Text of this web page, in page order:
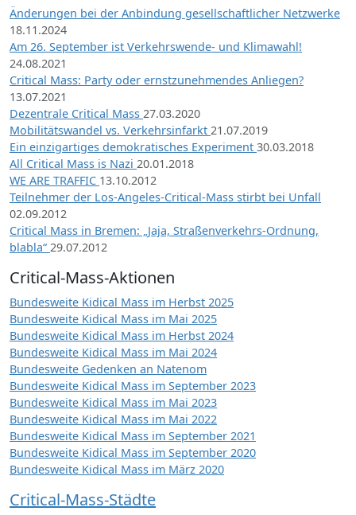
Änderungen bei der Anbindung gesellschaftlicher Netzwerke
18.11.2024
Am 26. September ist Verkehrswende- und Klimawahl!
24.08.2021
Critical Mass: Party oder ernstzunehmendes Anliegen?
13.07.2021
Dezentrale Critical Mass 27.03.2020
Mobilitätswandel vs. Verkehrsinfarkt 21.07.2019
Ein einzigartiges demokratisches Experiment 30.03.2018
All Critical Mass is Nazi 20.01.2018
WE ARE TRAFFIC 13.10.2012
Teilnehmer der Los-Angeles-Critical-Mass stirbt bei Unfall
02.09.2012
Critical Mass in Bremen: „Jaja, Straßenverkehrs-Ordnung,
blabla“ 29.07.2012
Critical-Mass-Aktionen
Bundesweite Kidical Mass im Herbst 2025
Bundesweite Kidical Mass im Mai 2025
Bundesweite Kidical Mass im Herbst 2024
Bundesweite Kidical Mass im Mai 2024
Bundesweite Gedenken an Natenom
Bundesweite Kidical Mass im September 2023
Bundesweite Kidical Mass im Mai 2023
Bundesweite Kidical Mass im Mai 2022
Bundesweite Kidical Mass im September 2021
Bundesweite Kidical Mass im September 2020
Bundesweite Kidical Mass im März 2020
Critical-Mass-Städte